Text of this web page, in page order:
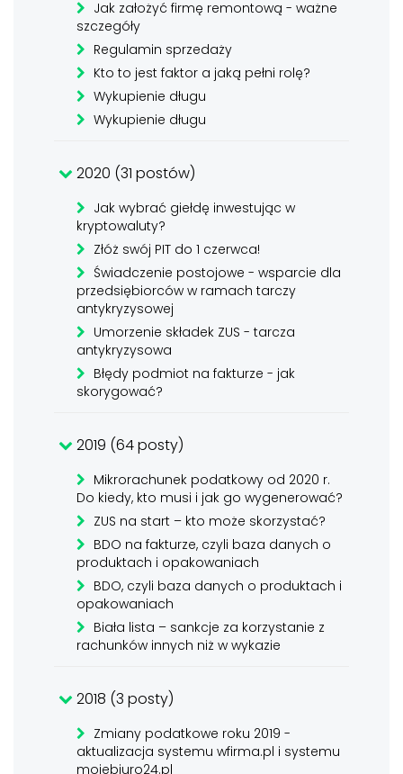
Jak założyć firmę remontową - ważne
szczegóły
Regulamin sprzedaży
Kto to jest faktor a jaką pełni rolę?
Wykupienie długu
Wykupienie długu
2020 (31 postów)
Jak wybrać giełdę inwestując w
kryptowaluty?
Złóż swój PIT do 1 czerwca!
Świadczenie postojowe - wsparcie dla
przedsiębiorców w ramach tarczy
antykryzysowej
Umorzenie składek ZUS - tarcza
antykryzysowa
Błędy podmiot na fakturze - jak
skorygować?
2019 (64 posty)
Mikrorachunek podatkowy od 2020 r.
Do kiedy, kto musi i jak go wygenerować?
ZUS na start – kto może skorzystać?
BDO na fakturze, czyli baza danych o
produktach i opakowaniach
BDO, czyli baza danych o produktach i
opakowaniach
Biała lista – sankcje za korzystanie z
rachunków innych niż w wykazie
2018 (3 posty)
Zmiany podatkowe roku 2019 -
aktualizacja systemu wfirma.pl i systemu
mojebiuro24.pl